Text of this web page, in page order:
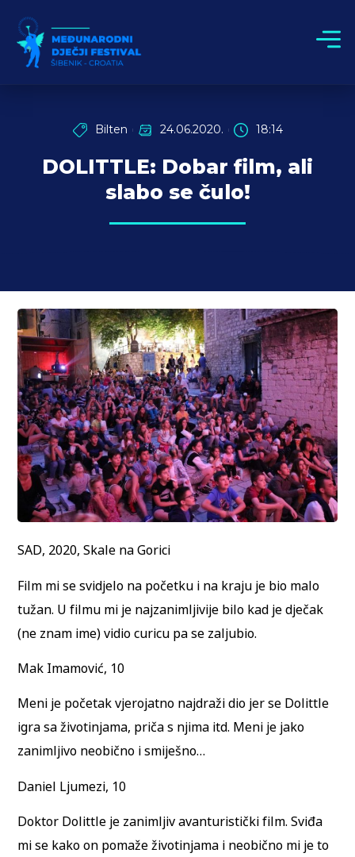
Bilten 24.06.2020. 18:14
DOLITTLE: Dobar film, ali
slabo se čulo!
SAD, 2020, Skale na Gorici
Film mi se svidjelo na početku i na kraju je bio malo
tužan. U filmu mi je najzanimljivije bilo kad je dječak
(ne znam ime) vidio curicu pa se zaljubio.
Mak Imamović, 10
Meni je početak vjerojatno najdraži dio jer se Dolittle
igra sa životinjama, priča s njima itd. Meni je jako
zanimljivo neobično i smiješno…
Daniel Ljumezi, 10
Doktor Dolittle je zanimljiv avanturistički film. Sviđa
mi se kako on pomaže životinjama i neobično mi je to